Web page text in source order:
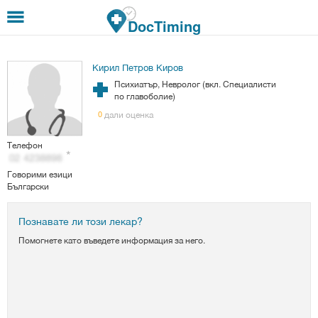
Премини към основното съдържание
DocTiming
Кирил Петров Киров
Психиатър, Невролог (вкл. Специалисти
по главоболие)
0 дали оценка
Телефон
Говорими езици
Български
Познавате ли този лекар?
Помогнете като въведете информация за него.